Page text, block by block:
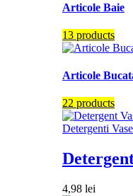
Articole Baie
13 products
Articole
22 products
Detergenti Vase
4,98 lei